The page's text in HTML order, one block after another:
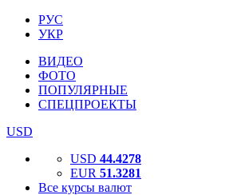
РУС
УКР
ВИДЕО
ФОТО
ПОПУЛЯРНЫЕ
СПЕЦПРОЕКТЫ
USD
USD 44.4278
EUR 51.3281
Все курсы валют